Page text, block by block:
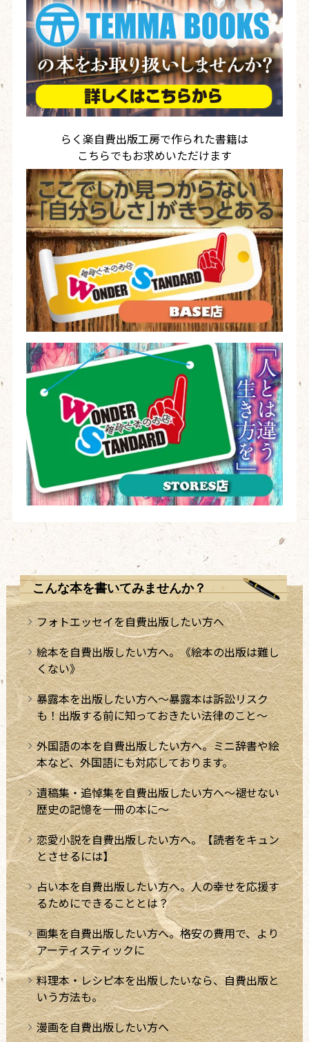
らく楽自費出版工房で作られた書籍は
こちらでもお求めいただけます
こんな本を書いてみませんか？
フォトエッセイを自費出版したい方へ
絵本を自費出版したい方へ。《絵本の出版は難し
くない》
暴露本を出版したい方へ～暴露本は訴訟リスク
も！出版する前に知っておきたい法律のこと～
外国語の本を自費出版したい方へ。ミニ辞書や絵
本など、外国語にも対応しております。
遺稿集・追悼集を自費出版したい方へ～褪せない
歴史の記憶を一冊の本に～
恋愛小説を自費出版したい方へ。【読者をキュン
とさせるには】
占い本を自費出版したい方へ。人の幸せを応援す
るためにできることとは？
画集を自費出版したい方へ。格安の費用で、より
アーティスティックに
料理本・レシピ本を出版したいなら、自費出版と
いう方法も。
漫画を自費出版したい方へ